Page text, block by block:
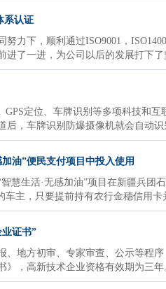
系认证
力下，顺利通过ISO9001，
进了一进，为公司以后的发展打下
定位、车牌识别等多项科技和
后，车牌识别防爆摄像机就会自动
油”便民支付项目中投入使用
慧生活·无感加油”项目在新疆兵
车主，只要提前持有农行金穗信用
证书”
地方初审、专家审查、公示等程
，高新技术企业资格有效期为三